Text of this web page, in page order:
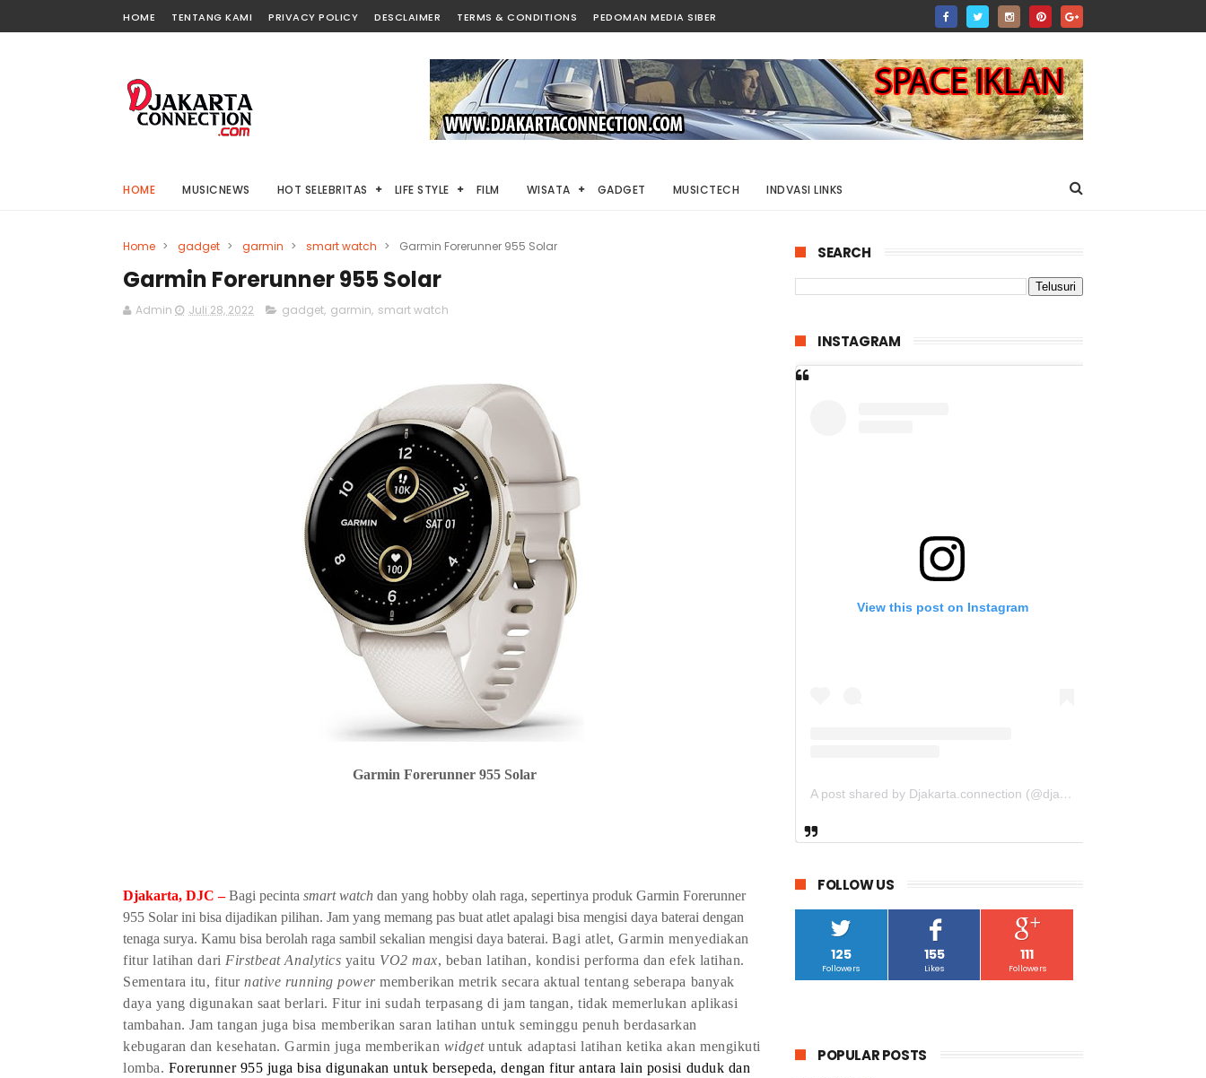
HOME TENTANG KAMI PRIVACY POLICY DESCLAIMER TERMS & CONDITIONS PEDOMAN MEDIA SIBER
HOME MUSICNEWS HOT SELEBRITAS LIFE STYLE FILM WISATA GADGET MUSICTECH INDVASI LINKS
Home > gadget > garmin > smart watch > Garmin Forerunner 955 Solar
Garmin Forerunner 955 Solar
Admin Juli 28, 2022 gadget, garmin, smart watch
Garmin Forerunner 955 Solar
Djakarta, DJC – Bagi pecinta smart watch dan yang hobby olah raga, sepertinya produk Garmin Forerunner
955 Solarini bisa dijadikan pilihan. Jam yang memang pas buat atlet apalagi bisa mengisi daya baterai dengan
tenaga surya. Kamu bisa berolah raga sambil sekalian mengisi daya baterai. Bagi atlet, Garmin menyediakan
fitur latihan dari Firstbeat Analytics yaitu VO2 max, beban latihan, kondisi performa dan efek latihan.
Sementara itu, fiturnative running powermemberikan metrik secara aktual tentang seberapa banyak
daya yang digunakan saat berlari. Fitur ini sudah terpasang di jam tangan, tidak memerlukan aplikasi
tambahan. Jam tangan juga bisa memberikan saran latihan untuk seminggu penuh berdasarkan
kebugaran dan kesehatan. Garmin juga memberikan widgetuntuk adaptasi latihan ketika akan mengikuti
lomba. Forerunner 955 juga bisa digunakan untuk bersepeda, dengan fitur antara lain posisi duduk dan
SEARCH
INSTAGRAM
View this post on Instagram
A post shared by Djakarta.connection (@djakarta.connection)
FOLLOW US
125
Followers
155
Likes
111
Followers
POPULAR POSTS